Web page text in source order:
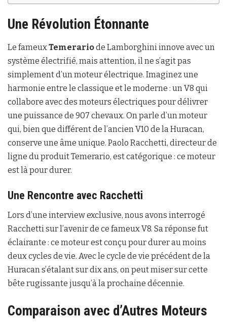
Une Révolution Étonnante
Le fameuxTemerariode Lamborghini innove avec un
système électrifié, mais attention, il ne s’agit pas
simplement d’un moteur électrique. Imaginez une
harmonie entre le classique et le moderne : un V8 qui
collabore avec des moteurs électriques pour délivrer
une puissance de 907 chevaux. On parle d’un moteur
qui, bien que différent de l’ancien V10 de la Huracan,
conserve une âme unique. Paolo Racchetti, directeur de
ligne du produit Temerario, est catégorique : ce moteur
est là pour durer.
Une Rencontre avec Racchetti
Lors d’une interview exclusive, nous avons interrogé
Racchetti sur l’avenir de ce fameux V8. Sa réponse fut
éclairante : ce moteur est conçu pour durer au moins
deux cycles de vie. Avec le cycle de vie précédent de la
Huracan s’étalant sur dix ans, on peut miser sur cette
bête rugissante jusqu’à la prochaine décennie.
Comparaison avec d’Autres Moteurs